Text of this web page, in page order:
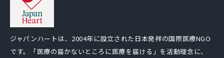
ジャパンハートは、2004年に設立された日本発祥の国際医療NGO
です。「医療の届かないところに医療を届ける」を活動理念に、